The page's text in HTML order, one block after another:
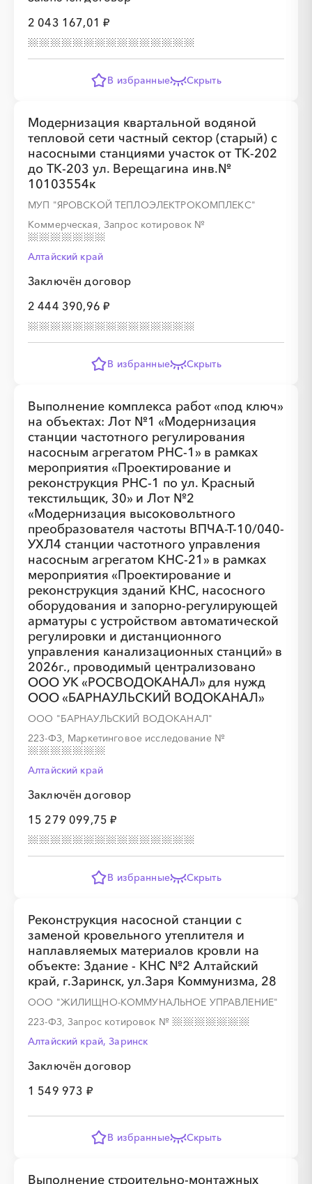
2 043 167,01 ₽
В избранные Скрыть
Модернизация квартальной водяной
тепловой сети частный сектор (старый) с
насосными станциями участок от ТК-202
до ТК-203 ул. Верещагина инв.№
10103554к
МУП "ЯРОВСКОЙ ТЕПЛОЭЛЕКТРОКОМПЛЕКС"
Коммерческая, Запрос котировок №
Алтайский край
Заключён договор
2 444 390,96 ₽
В избранные Скрыть
Выполнение комплекса работ «под ключ»
на объектах: Лот №1 «Модернизация
станции частотного регулирования
насосным агрегатом РНС-1» в рамках
мероприятия «Проектирование и
реконструкция РНС-1 по ул. Красный
текстильщик, 30» и Лот №2
«Модернизация высоковольтного
преобразователя частоты ВПЧА-Т-10/040-
УХЛ4 станции частотного управления
насосным агрегатом КНС-21» в рамках
мероприятия «Проектирование и
реконструкция зданий КНС, насосного
оборудования и запорно-регулирующей
арматуры с устройством автоматической
регулировки и дистанционного
управления канализационных станций» в
2026г., проводимый централизовано
ООО УК «РОСВОДОКАНАЛ» для нужд
ООО «БАРНАУЛЬСКИЙ ВОДОКАНАЛ»
ООО "БАРНАУЛЬСКИЙ ВОДОКАНАЛ"
223-ФЗ, Маркетинговое исследование №
Алтайский край
Заключён договор
15 279 099,75 ₽
В избранные Скрыть
Реконструкция насосной станции с
заменой кровельного утеплителя и
наплавляемых материалов кровли на
объекте: Здание - КНС №2 Алтайский
край, г.Заринск, ул.Заря Коммунизма, 28
ООО "ЖИЛИЩНО-КОММУНАЛЬНОЕ УПРАВЛЕНИЕ"
223-ФЗ, Запрос котировок №
Алтайский край, Заринск
Заключён договор
1 549 973 ₽
В избранные Скрыть
Выполнение строительно-монтажных